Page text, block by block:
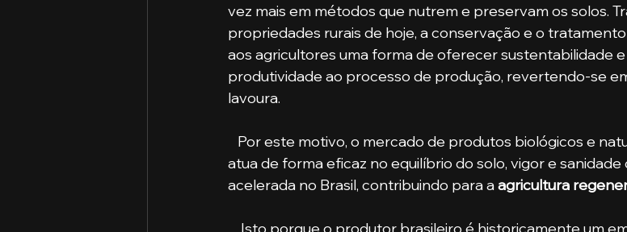
vez mais em métodos que nutrem e preservam os solos.
propriedades rurais de hoje, a conservação e o
aos agricultores uma forma de oferecer sustentabilidade
produtividade ao processo de produção, revertendo-se
lavoura.
atua de forma eficaz no equilíbrio do solo, vigor e
acelerada no Brasil, contribuindo para a agricultura